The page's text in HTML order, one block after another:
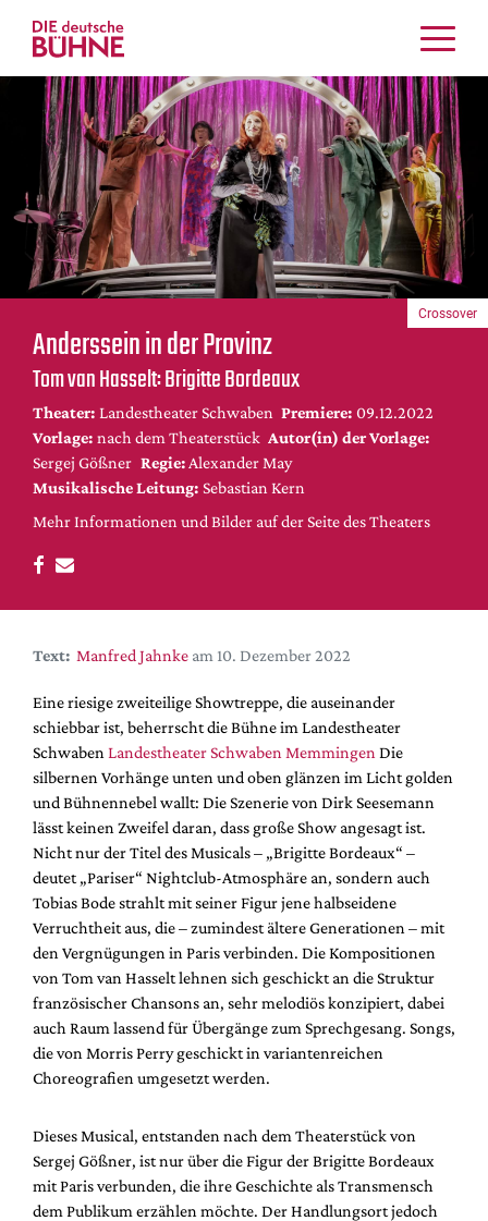
Kritiken
Schauspiel
Musiktheater
Tanz
Crossover
Bühnenwelt
Festivals & Veranstaltungen
Menschen & Theater
Themen
Internationales
Nachrufe
Medientipps
DdB-map
Premierensuche
Festival-Planer
Hefte
Leseproben
Podcast
Service
Shop / Abo
Newsletter
Redaktion
Autor:innen
Partner
Mediadaten
Suche
Anderssein in der Provinz
Tom van Hasselt: Brigitte Bordeaux
Theater: Landestheater Schwaben Premiere: 09.12.2022
Vorlage: nach dem Theaterstück Autor(in) der Vorlage:
Sergej Gößner Regie: Alexander May
Musikalische Leitung: Sebastian Kern
Mehr Informationen und Bilder auf der Seite des Theaters
Crossover
Text: Manfred Jahnke am 10. Dezember 2022
Eine riesige zweiteilige Showtreppe, die auseinander
schiebbar ist, beherrscht die Bühne im Landestheater
Schwaben Landestheater Schwaben Memmingen Die
silbernen Vorhänge unten und oben glänzen im Licht golden
und Bühnennebel wallt: Die Szenerie von Dirk Seesemann
lässt keinen Zweifel daran, dass große Show angesagt ist.
Nicht nur der Titel des Musicals – „Brigitte Bordeaux“ –
deutet „Pariser“ Nightclub-Atmosphäre an, sondern auch
Tobias Bode strahlt mit seiner Figur jene halbseidene
Verruchtheit aus, die – zumindest ältere Generationen – mit
den Vergnügungen in Paris verbinden. Die Kompositionen
von Tom van Hasselt lehnen sich geschickt an die Struktur
französischer Chansons an, sehr melodiös konzipiert, dabei
auch Raum lassend für Übergänge zum Sprechgesang. Songs,
die von Morris Perry geschickt in variantenreichen
Choreografien umgesetzt werden.
Dieses Musical, entstanden nach dem Theaterstück von
Sergej Gößner, ist nur über die Figur der Brigitte Bordeaux
mit Paris verbunden, die ihre Geschichte als Transmensch
dem Publikum erzählen möchte. Der Handlungsort jedoch